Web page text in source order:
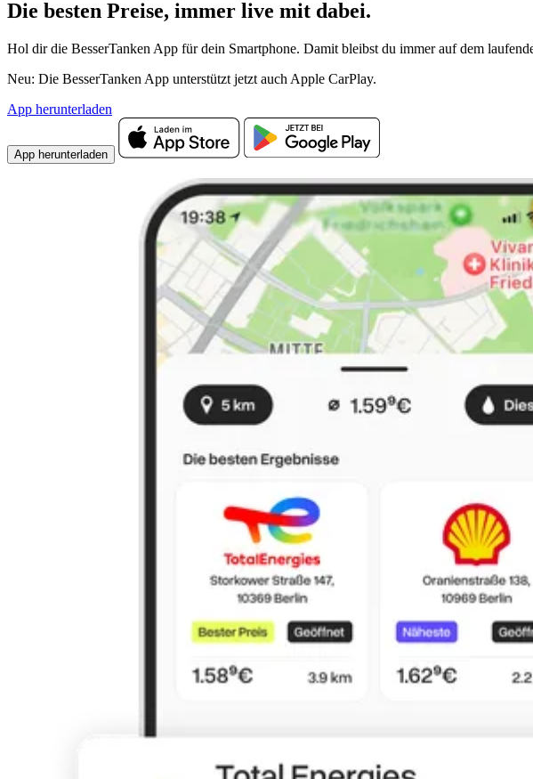
Die besten Preise, immer live mit dabei.
Hol dir die BesserTanken App für dein Smartphone. Damit bleibst du immer auf dem
Neu: Die BesserTanken App unterstützt jetzt auch Apple CarPlay.
App herunterladen
App herunterladen